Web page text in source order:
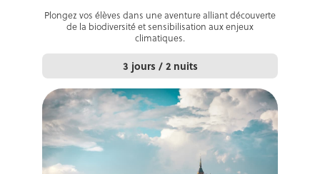
Plongez vos élèves dans une aventure alliant découverte
de la biodiversité et sensibilisation aux enjeux
climatiques.
3 jours / 2 nuits